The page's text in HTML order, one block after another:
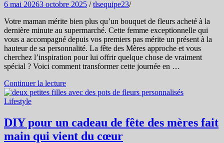
6 mai 20263 octobre 2025 /tlsequipe23/
Votre maman mérite bien plus qu’un bouquet de fleurs acheté à la
dernière minute au supermarché. Cette femme exceptionnelle qui
vous a accompagné depuis vos premiers pas mérite un présent à la
hauteur de sa personnalité. La fête des Mères approche et vous
cherchez l’inspiration pour lui offrir quelque chose de vraiment
spécial ? Voici comment transformer cette journée en …
Continuer la lecture
Lifestyle
DIY pour un cadeau de fête des mères fait
main qui vient du cœur